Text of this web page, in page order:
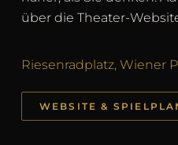
über die Theater-
Riesenradplatz, Wiener
WEBSITE &